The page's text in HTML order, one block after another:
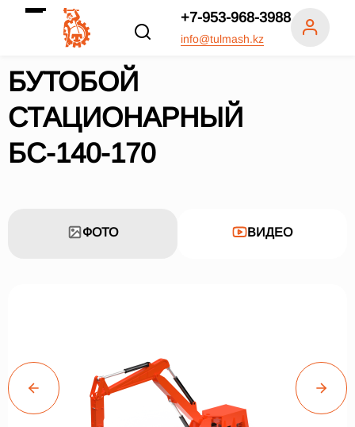
+7-953-968-3988
info@tulmash.kz
БУТОБОЙ
СТАЦИОНАРНЫЙ
БС-140-170
ФОТО ВИДЕО